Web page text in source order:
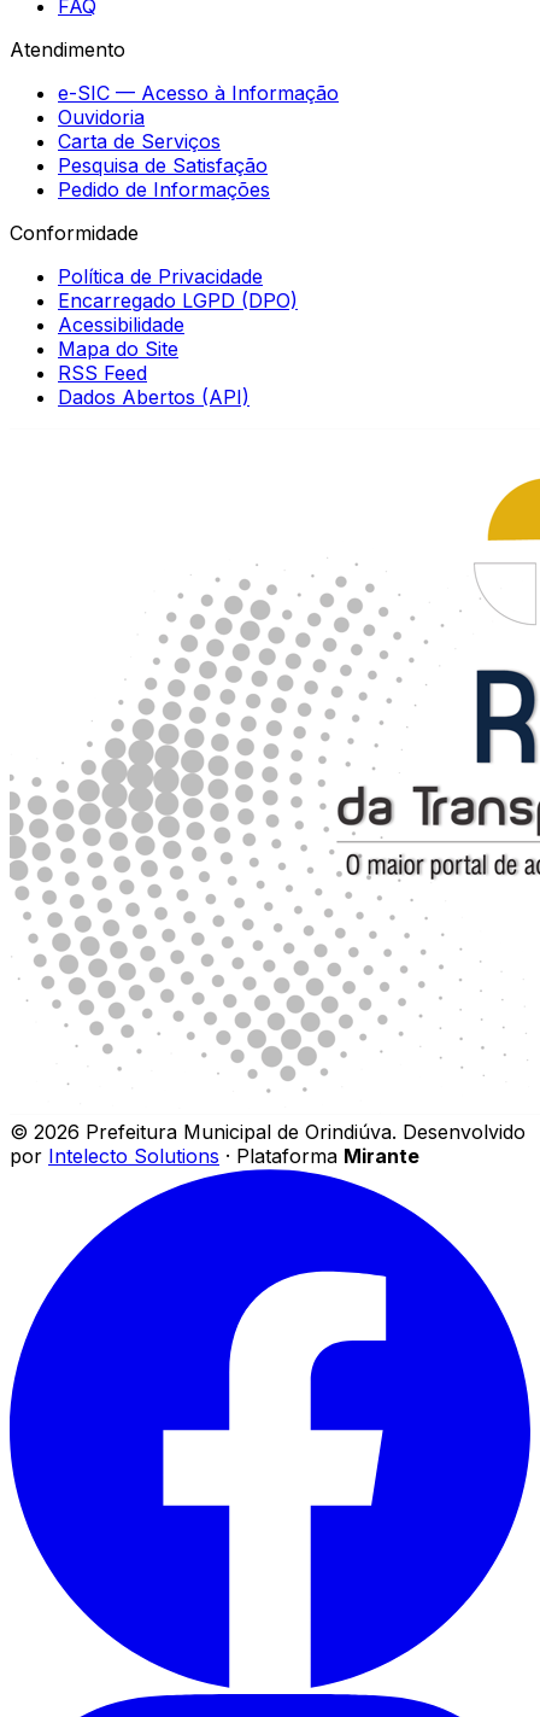
FAQ
Atendimento
e-SIC — Acesso à Informação
Ouvidoria
Carta de Serviços
Pesquisa de Satisfação
Pedido de Informações
Conformidade
Política de Privacidade
Encarregado LGPD (DPO)
Acessibilidade
Mapa do Site
RSS Feed
Dados Abertos (API)
© 2026 Prefeitura Municipal de Orindiúva. Desenvolvido
por Intelecto Solutions · Plataforma Mirante